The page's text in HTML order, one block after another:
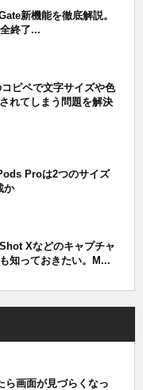
新機能を徹底解説。
終了...
ピペで文字サイズや色
れてしまう問題を解決
Proは2つのサイズ
か
Xなどのキャプチャ
知っておきたい。M...
ら画面が見づらくなっ